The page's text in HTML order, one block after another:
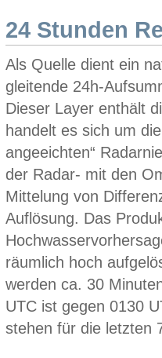
24 Stunden
Als Quelle dient ein
gleitende 24h-
Dieser Layer enthält
handelt es sich um
angeeichten“
der Radar- mit den
Mittelung von
Auflösung. Das
räumlich hoch
werden ca. 30
UTC ist gegen 0130
stehen für die letzten